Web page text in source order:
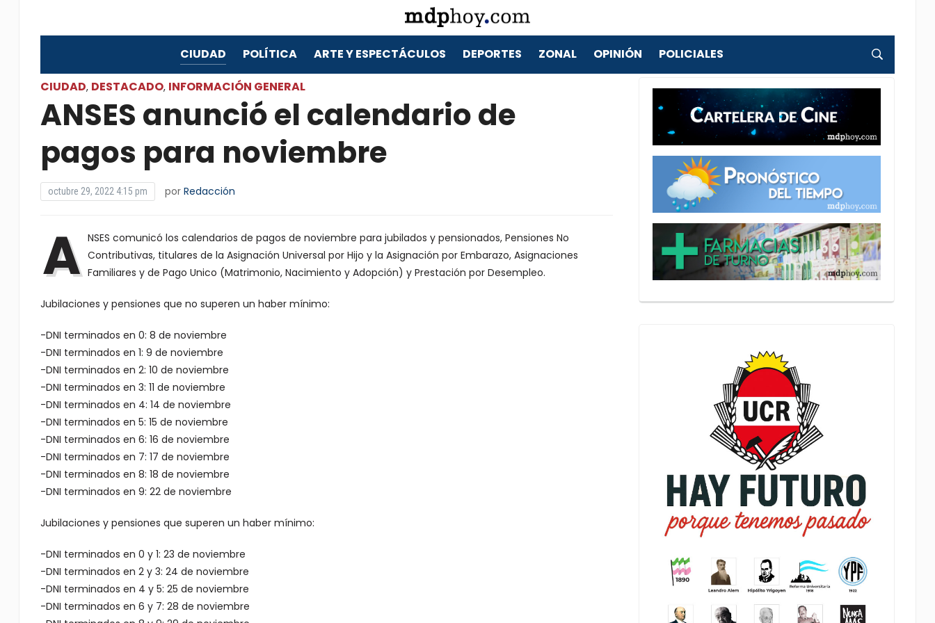
CIUDAD POLÍTICA ARTE Y ESPECTÁCULOS DEPORTES ZONAL OPINIÓN POLICIALES
CIUDAD, DESTACADO, INFORMACIÓN GENERAL
ANSES anunció el calendario de
pagos para noviembre
octubre 29, 2022 4:15 pm por Redacción
A NSES comunicó los calendarios de pagos de noviembre para jubilados y pensionados, Pensiones No
Contributivas, titulares de la Asignación Universal por Hijo y la Asignación por Embarazo, Asignaciones
Familiares y de Pago Unico (Matrimonio, Nacimiento y Adopción) y Prestación por Desempleo.
Jubilaciones y pensiones que no superen un haber mínimo:
-DNI terminados en 0: 8 de noviembre
-DNI terminados en 1: 9 de noviembre
-DNI terminados en 2: 10 de noviembre
-DNI terminados en 3: 11 de noviembre
-DNI terminados en 4: 14 de noviembre
-DNI terminados en 5: 15 de noviembre
-DNI terminados en 6: 16 de noviembre
-DNI terminados en 7: 17 de noviembre
-DNI terminados en 8: 18 de noviembre
-DNI terminados en 9: 22 de noviembre
Jubilaciones y pensiones que superen un haber mínimo:
-DNI terminados en 0 y 1: 23 de noviembre
-DNI terminados en 2 y 3: 24 de noviembre
-DNI terminados en 4 y 5: 25 de noviembre
-DNI terminados en 6 y 7: 28 de noviembre